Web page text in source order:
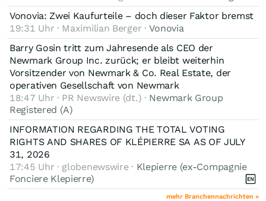
Vonovia: Zwei Kaufurteile – doch dieser Faktor bremst
19:31 Uhr · Maximilian Berger ·Vonovia
Barry Gosin tritt zum Jahresende als CEO der
Newmark Group Inc. zurück; er bleibt weiterhin
Vorsitzender von Newmark & Co. Real Estate, der
operativen Gesellschaft von Newmark
18:47 Uhr · PR Newswire (dt.) · Newmark Group
Registered (A)
INFORMATION REGARDING THE TOTAL VOTING
RIGHTS AND SHARES OF KLÉPIERRE SA AS OF JULY
31, 2026
17:45 Uhr · globenewswire · Klepierre (ex-Compagnie
Fonciere Klepierre)
mehr Branchennachrichten »